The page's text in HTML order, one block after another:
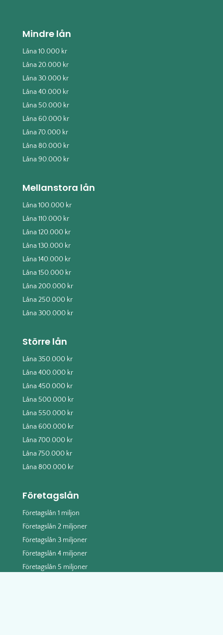
Mindre lån
Låna 10.000 kr
Låna 20.000 kr
Låna 30.000 kr
Låna 40.000 kr
Låna 50.000 kr
Låna 60.000 kr
Låna 70.000 kr
Låna 80.000 kr
Låna 90.000 kr
Mellanstora lån
Låna 100.000 kr
Låna 110.000 kr
Låna 120.000 kr
Låna 130.000 kr
Låna 140.000 kr
Låna 150.000 kr
Låna 200.000 kr
Låna 250.000 kr
Låna 300.000 kr
Större lån
Låna 350.000 kr
Låna 400.000 kr
Låna 450.000 kr
Låna 500.000 kr
Låna 550.000 kr
Låna 600.000 kr
Låna 700.000 kr
Låna 750.000 kr
Låna 800.000 kr
Företagslån
Företagslån 1 miljon
Företagslån 2 miljoner
Företagslån 3 miljoner
Företagslån 4 miljoner
Företagslån 5 miljoner